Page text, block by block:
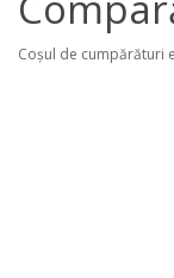
Coșul de cumpărături